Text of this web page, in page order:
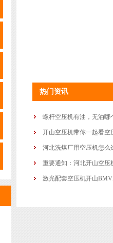
热门资讯
螺杆空压机有油，无油哪
开山空压机带你一起看空
河北洗煤厂用空压机怎么
重要通知：河北开山空压
激光配套空压机开山